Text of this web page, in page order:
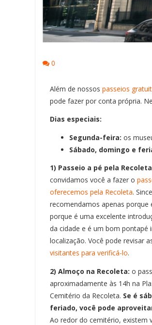
0
Além de nossos passeios
pode fazer por conta própria.
Dias especiais:
Segunda-feira: os
Sábado, domingo e
1) Passeio a pé pela
convidamos você a fazer o
oferecemos pela Recoleta.
recomendamos apenas
porque é uma excelente
da cidade e é um bom pontapé
localização. Você pode revisar
visitantes para verificá-lo.
2) Almoço na Recoleta: o
aproximadamente às 14h na
Cemitério da Recoleta. Se é
feriado, você pode
Ao redor do cemitério, existem